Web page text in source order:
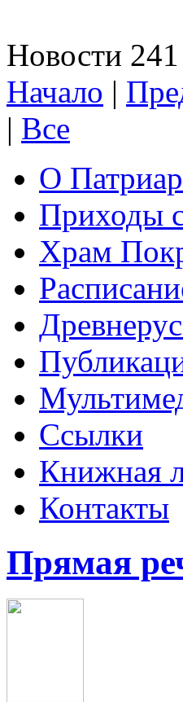
Новости
Начало |
| Все
О
Приходы
Храм
Ссылки
Книжная
Контакты
Прямая